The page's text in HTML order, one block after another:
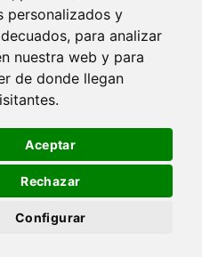
personalizados y
para analizar
nuestra web y para
de donde llegan
Aceptar
Rechazar
Configurar